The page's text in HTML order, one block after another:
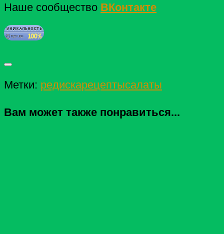
Наше сообщество ВКонтакте
Метки: редискарецептысалаты
Вам может также понравиться...